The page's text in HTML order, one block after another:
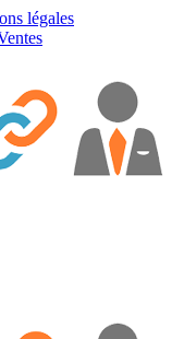
légales